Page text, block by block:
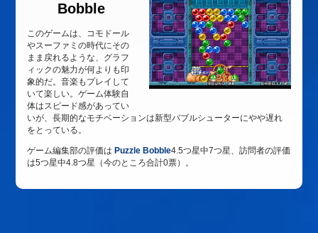
Bobble
このゲームは、コモドール
やスーファミの時代にその
まま戻れるような、グラフ
ィックの魅力が何よりも印
象的だ。音楽もプレイして
いて楽しい。ゲーム体験自
体はスピード感があってい
いが、長期的なモチベーションは新型バブルシューターにやや遅れ
をとっている。
ゲーム編集部の評価は Puzzle Bobble4.5つ星中7つ星、訪問者の評価
は5つ星中4.8つ星（今のところ合計0票）。